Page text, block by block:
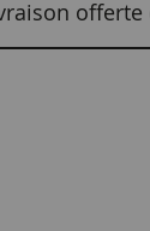
offerte